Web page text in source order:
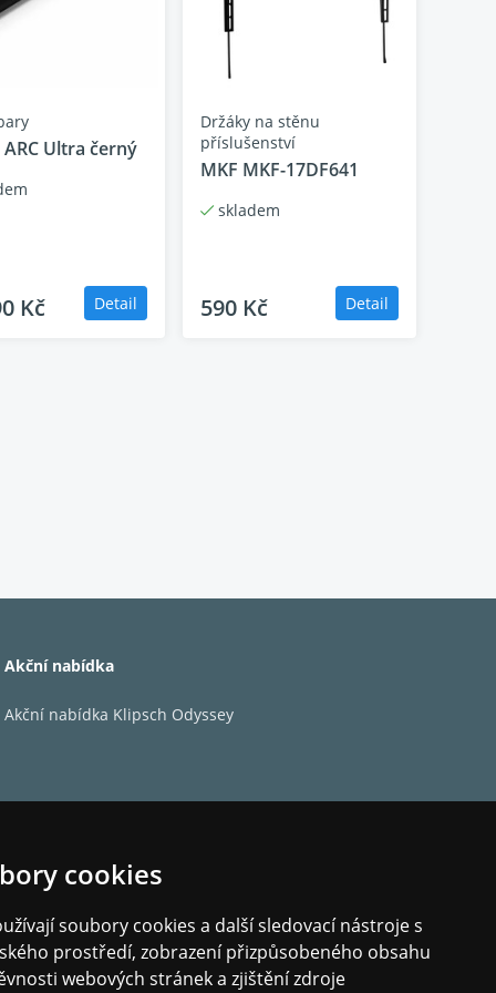
cookies
soubory cookies a další sledovací nástroje s
prostředí, zobrazení přizpůsobeného obsahu
webových stránek a zjištění zdroje
rychlostech, což poskytuje plynulý,
okamžicích.
pohybuje kolem vás a vtahuje vás
doladění jasu, kontrastu a barev se i
Ultra černý
Kč Detail
Držáky na stěnu
příslušenství
MKF MKF-17DF641
skladem
590 Kč Detail
Akční nabídka
Akční nabídka Klipsch Odyssey